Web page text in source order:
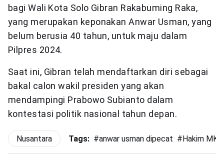
bagi Wali Kota Solo Gibran Rakabuming Raka,
yang merupakan keponakan Anwar Usman, yang
belum berusia 40 tahun, untuk maju dalam
Pilpres 2024.
Saat ini, Gibran telah mendaftarkan diri sebagai
bakal calon wakil presiden yang akan
mendampingi Prabowo Subianto dalam
kontestasi politik nasional tahun depan.
Nusantara Tags: #anwar usman dipecat # Hakim MK